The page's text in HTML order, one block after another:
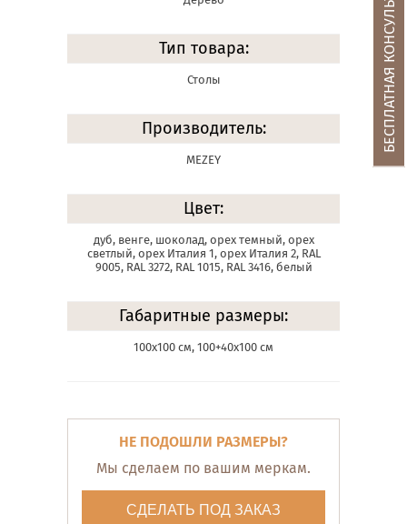
Тип товара:
Столы
Производитель:
MEZEY
Цвет:
дуб, венге, шоколад, орех темный, орех
светлый, орех Италия 1, орех Италия 2, RAL
9005, RAL 3272, RAL 1015, RAL 3416, белый
Габаритные размеры:
100х100 см, 100+40х100 см
НЕ ПОДОШЛИ РАЗМЕРЫ?
Мы сделаем по вашим меркам.
СДЕЛАТЬ ПОД ЗАКАЗ
БЕСПЛАТНАЯ КОНСУЛЬТАЦИЯ